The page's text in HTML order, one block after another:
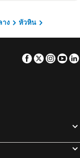
Lodge
งชาติแก่งกระจาน
าง
หัวหิน
Facebook
Twitter